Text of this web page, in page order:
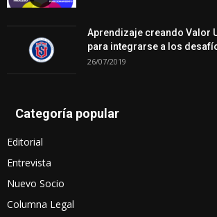
Aprendizaje creando Valor
para integrarse a los
26/07/2019
Categoría popular
Editorial
Entrevista
Nuevo Socio
Columna Legal